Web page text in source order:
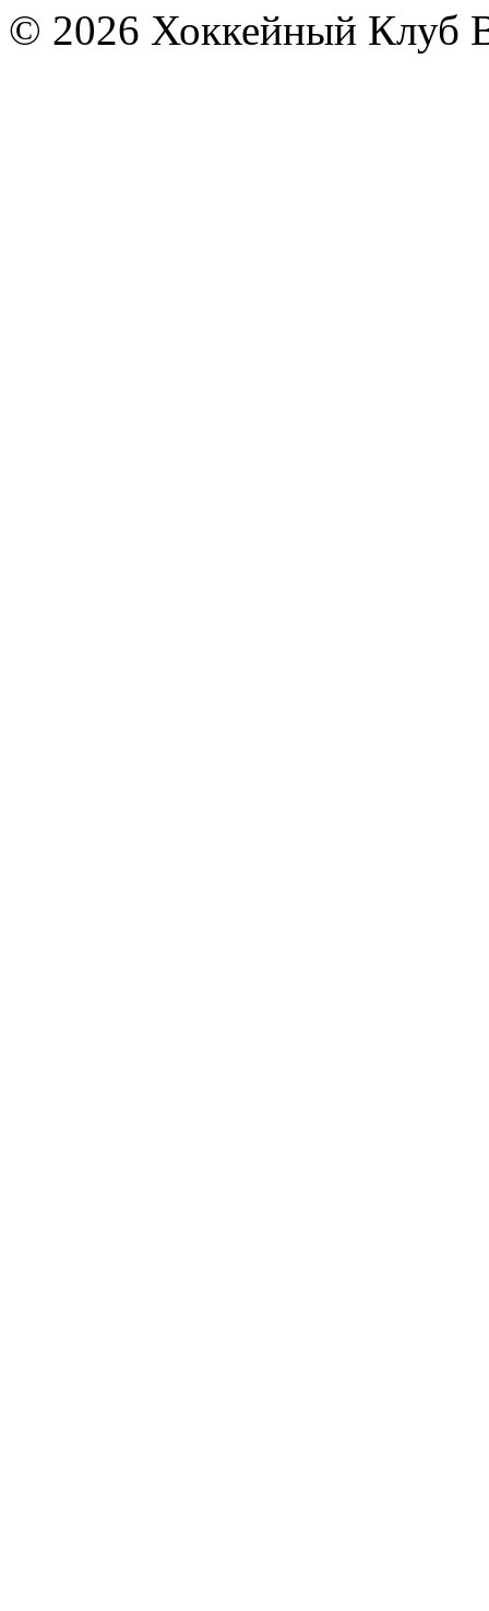
© 2026 Хоккейный Клуб